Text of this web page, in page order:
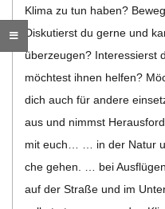
L
D
S
C
Klima zu tun haben?
Dis­ku­tierst du gerne und
über­zeu­gen? Inter­es­sierst
möch­test ihnen hel­fen?
dich auch für andere
aus und nimmst
mit euch… … in der Natur
che gehen. … bei
auf der Straße und im